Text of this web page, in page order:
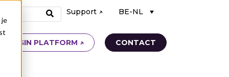
je
Support ↗ BE-NL
LOGIN PLATFORM ↗ CONTACT